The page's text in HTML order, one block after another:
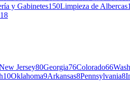
y Gabinetes150Limpieza de Albercas
18
Jersey80Georgia76Colorado66
10Oklahoma9Arkansas8Pennsylvania8